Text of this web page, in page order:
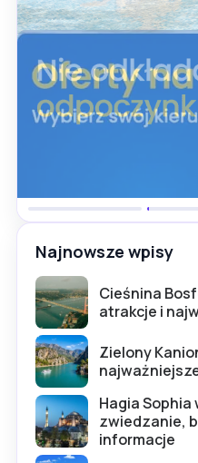
Najnowsze wpisy
Cieśnina
atrakcje i
Zielony
Hagia Sophia
zwiedzanie,
informacje